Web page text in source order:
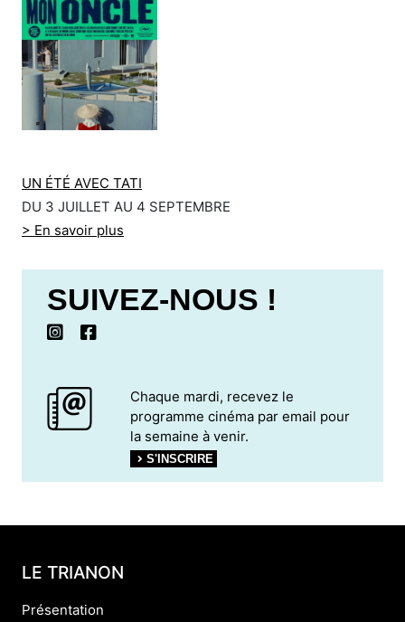
UN ÉTÉ AVEC TATI
DU 3 JUILLET AU 4 SEPTEMBRE
> En savoir plus
SUIVEZ-NOUS !
Chaque mardi, recevez le
programme cinéma par email pour
la semaine à venir.
S'INSCRIRE
LE TRIANON
Présentation